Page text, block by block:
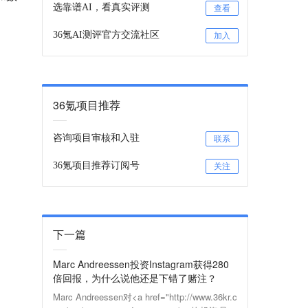
选靠谱AI，看真实评测 查看
36氪AI测评官方交流社区 加入
36氪项目推荐
咨询项目审核和入驻 联系
36氪项目推荐订阅号 关注
下一篇
Marc Andreessen投资Instagram获得280
倍回报，为什么说他还是下错了赌注？
Marc Andreessen对<a href="http://www.36kr.c